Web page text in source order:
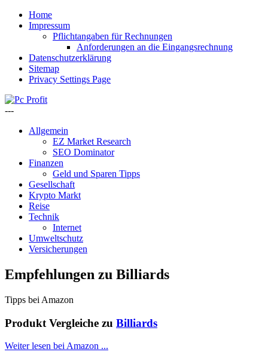
Home
Impressum
Pflichtangaben für Rechnungen
Anforderungen an die Eingangsrechnung
Datenschutzerklärung
Sitemap
Privacy Settings Page
---
Allgemein
EZ Market Research
SEO Dominator
Finanzen
Geld und Sparen Tipps
Gesellschaft
Krypto Markt
Reise
Technik
Internet
Umweltschutz
Versicherungen
Empfehlungen zu Billiards
Tipps bei Amazon
Produkt Vergleiche zu Billiards
Weiter lesen bei Amazon ...